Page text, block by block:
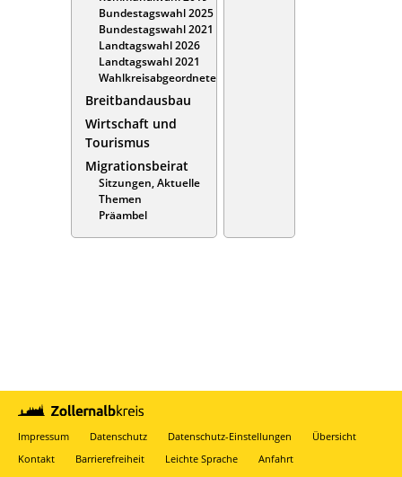
Bundestagswahl 2025
Bundestagswahl 2021
Landtagswahl 2026
Landtagswahl 2021
Wahlkreisabgeordnete
Breitbandausbau
Wirtschaft und
Tourismus
Migrationsbeirat
Sitzungen, Aktuelle
Themen
Präambel
Impressum Datenschutz Datenschutz-Einstellungen
Übersicht
Kontakt
Barrierefreiheit Leichte Sprache Anfahrt